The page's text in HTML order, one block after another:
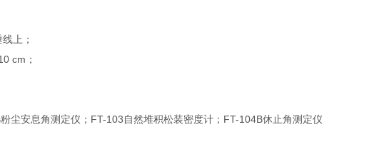
上；
cm；
尘安息角测定仪；FT-103自然堆积松装密度计；FT-104B休止角测定仪